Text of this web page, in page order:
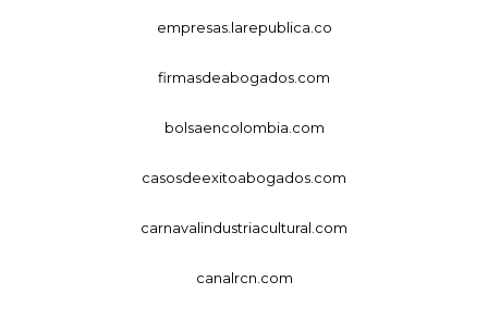
empresas.larepublica.co
firmasdeabogados.com
bolsaencolombia.com
casosdeexitoabogados.com
carnavalindustriacultural.com
canalrcn.com